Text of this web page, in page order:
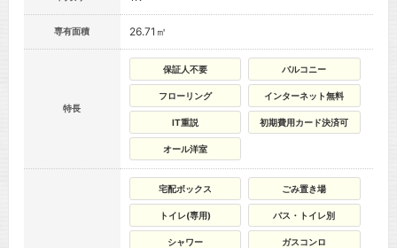
専有面積 26.71㎡
特長
保証人不要 バルコニー
フローリング インターネット無料
IT重説 初期費用カード決済可
オール洋室
宅配ボックス ごみ置き場
トイレ(専用) バス・トイレ別
シャワー ガスコンロ